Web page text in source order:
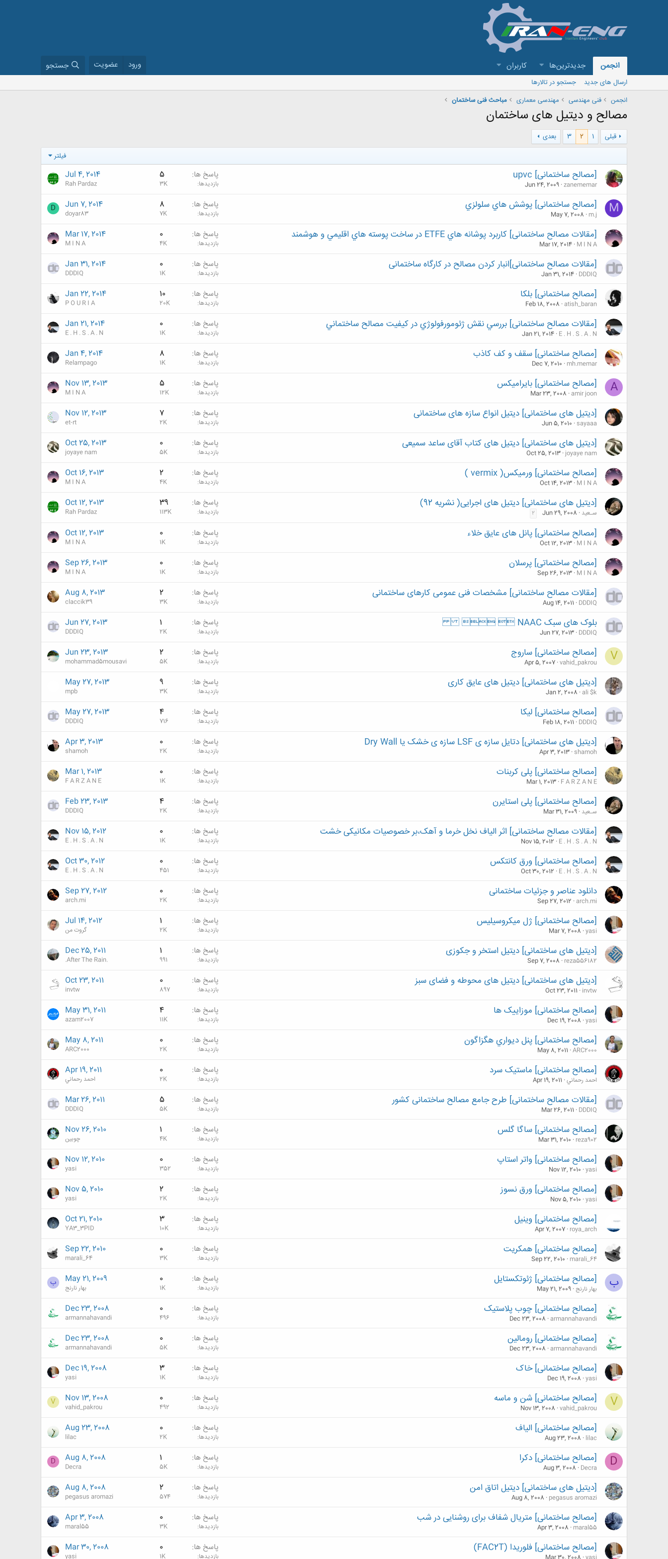
انجمن جدیدترین‌ها کاربران ورود عضویت جستجو
ارسال های جدید
جستجو در تالارها
انجمن
فنی مهندسی مهندسی معماری مباحث فنی ساختمان
مصالح و دیتیل های ساختمان
قبلی 1
2
3
بعدی
فیلتر
[مصالح ساختمانی] upvc
zanememar
Jun 24, 2009
پاسخ ها 5
بازدیدها 3K
Jul 4, 2014
Rah Pardaz
M [مصالح ساختمانی] پوشش هاي سلولزي
m.j
May 7, 2008
پاسخ ها 8
بازدیدها 7K
Jun 7, 2014
doyar83
D
[مقالات مصالح ساختمانی] كاربرد پوشانه هاي ETFE در ساخت پوسته هاي اقليمي و هوشمند
M I N A
Mar 17, 2014
پاسخ ها 0
بازدیدها 4K
Mar 17, 2014
M I N A
[مقالات مصالح ساختمانی]انبار کردن مصالح در کارگاه ساختمانی
DDDIQ
Jan 31, 2014
پاسخ ها 0
بازدیدها 1K
Jan 31, 2014
DDDIQ
[مصالح ساختمانی] بلكا
atish_baran
Feb 18, 2008
پاسخ ها 10
بازدیدها 20K
Jan 22, 2014
P O U R I A
[مقالات مصالح ساختمانی] بررسي نقش ژئومورفولوژي در کيفيت مصالح ساختماني
E . H . S . A . N
Jan 21, 2014
پاسخ ها 0
بازدیدها 1K
Jan 21, 2014
E . H . S . A . N
[مصالح ساختمانی] سقف و کف کاذب
mh.memar
Dec 7, 2010
پاسخ ها 8
بازدیدها 1K
Jan 4, 2014
Relampago
A [مصالح ساختمانی] بایرامیکس
amir joon
Mar 23, 2008
پاسخ ها 5
بازدیدها 12K
Nov 13, 2013
M I N A
[دیتیل های ساختمانی] دیتیل انواع سازه های ساختمانی
sayaaa
Jun 5, 2010
پاسخ ها 7
بازدیدها 2K
Nov 12, 2013
et-rt
[دیتیل های ساختمانی] دیتیل های کتاب آقای ساعد سمیعی
joyaye nam
Oct 25, 2013
پاسخ ها 0
بازدیدها 5K
Oct 25, 2013
joyaye nam
[مصالح ساختمانی] ورمیکس( vermix )
M I N A
Oct 14, 2013
پاسخ ها 2
بازدیدها 4K
Oct 16, 2013
M I N A
[دیتیل های ساختمانی] دیتیل های اجرایی( نشریه 92)
سـعید Jun 29, 2008
2
پاسخ ها 39
بازدیدها 113K
Oct 12, 2013
Rah Pardaz
[مصالح ساختمانی] پانل های عایق خلاء
M I N A
Oct 12, 2013
پاسخ ها 0
بازدیدها 1K
Oct 12, 2013
M I N A
[مصالح ساختماتی] پرسلان
M I N A
Sep 26, 2013
پاسخ ها 0
بازدیدها 1K
Sep 26, 2013
M I N A
[مقالات مصالح ساختمانی] مشخصات فنی عمومی کارهای ساختمانی
DDDIQ
Aug 14, 2011
پاسخ ها 2
بازدیدها 3K
Aug 8, 2013
claccik39
بلوک های سبک NAAC  
DDDIQ
Jun 27, 2013
پاسخ ها 1
بازدیدها 2K
Jun 27, 2013
DDDIQ
V [مصالح ساختمانی] ساروج
vahid_pakrou
Apr 5, 2007
پاسخ ها 2
بازدیدها 5K
Jun 23, 2013
mohammad5mousavi
[دیتیل های ساختمانی] دیتیل های عایق کاری
ali $k
Jan 2, 2008
پاسخ ها 9
بازدیدها 3K
May 27, 2013
mpb
[مصالح ساختمانی] لیکا
DDDIQ
Feb 18, 2011
پاسخ ها 4
بازدیدها 716
May 27, 2013
DDDIQ
[دیتیل های ساختمانی] دتایل سازه ی LSF سازه ی خشک یا Dry Wall
shamoh
Apr 3, 2013
پاسخ ها 0
بازدیدها 2K
Apr 3, 2013
shamoh
[مصالح ساختمانی] پلی کربنات
F A R Z A N E
Mar 1, 2013
پاسخ ها 0
بازدیدها 1K
Mar 1, 2013
F A R Z A N E
[مصالح ساختمانی] پلی استایرن
سـعید Mar 31, 2009
پاسخ ها 4
بازدیدها 2K
Feb 23, 2013
DDDIQ
[مقالات مصالح ساختمانی] اثر الیاف نخل خرما و آهک،بر خصوصیات مکانیکی خشت
E . H . S . A . N
Nov 15, 2012
پاسخ ها 0
بازدیدها 1K
Nov 15, 2012
E . H . S . A . N
[مصالح ساختمانی] ورق کانتکس
E . H . S . A . N
Oct 30, 2012
پاسخ ها 0
بازدیدها 451
Oct 30, 2012
E . H . S . A . N
دانلود عناصر و جزئیات ساختمانی
arch.mi
Sep 27, 2012
پاسخ ها 0
بازدیدها 2K
Sep 27, 2012
arch.mi
[مصالح ساختمانی] ژل میکروسیلیس
yasi
Mar 7, 2008
پاسخ ها 1
بازدیدها 2K
Jul 14, 2012
گروت من
[دیتیل های ساختمانی] دیتیل استخر و جکوزی
reza556182
Sep 7, 2008
پاسخ ها 1
بازدیدها 991
Dec 25, 2011
.After The Rain.
[دیتیل های ساختمانی] دیتیل های محوطه و فضای سبز
invtw
Oct 23, 2011
پاسخ ها 0
بازدیدها 897
Oct 23, 2011
invtw
[مصالح ساختمانی] موزاییک ها
yasi
Dec 19, 2008
پاسخ ها 4
بازدیدها 11K
May 31, 2011
azam2007
[مصالح ساختمانی] پنل ديواري هگزاگون
ARC2000
May 8, 2011
پاسخ ها 0
بازدیدها 2K
May 8, 2011
ARC2000
[مصالح ساختمانی] ماستيک سرد
احمد رحماني Apr 19, 2011
پاسخ ها 0
بازدیدها 2K
Apr 19, 2011
احمد رحماني
[مقالات مصالح ساختمانی] طرح جامع مصالح ساختمانی کشور
DDDIQ
Mar 26, 2011
پاسخ ها 5
بازدیدها 5K
Mar 26, 2011
DDDIQ
[مصالح ساختمانی] ساگا گلس
reza902
Mar 31, 2010
پاسخ ها 1
بازدیدها 4K
Nov 26, 2010
چوبین
[مصالح ساختمانی] واتر استاپ
yasi
Nov 12, 2010
پاسخ ها 0
بازدیدها 352
Nov 12, 2010
yasi
[مصالح ساختمانی] ورق نسوز
yasi
Nov 5, 2010
پاسخ ها 2
بازدیدها 2K
Nov 5, 2010
yasi
[مصالح ساختمانی] وینیل
roya_arch
Apr 7, 2007
پاسخ ها 3
بازدیدها 10K
Oct 21, 2010
YA3_3PID
[مصالح ساختمانی] همکریت
marali_64
Sep 22, 2010
پاسخ ها 0
بازدیدها 3K
Sep 22, 2010
marali_64
ب [مصالح ساختمانی] ژئوتکستایل
بهار نارنج May 21, 2009
پاسخ ها 0
بازدیدها 1K
May 21, 2009
بهار نارنج ب
[مصالح ساختمانی] چوب پلاستیک
armannahavandi
Dec 23, 2008
پاسخ ها 0
بازدیدها 496
Dec 23, 2008
armannahavandi
[مصالح ساختمانی] رومالین
armannahavandi
Dec 23, 2008
پاسخ ها 0
بازدیدها 5K
Dec 23, 2008
armannahavandi
[مصالح ساختمانی] خاک
yasi
Dec 19, 2008
پاسخ ها 3
بازدیدها 1K
Dec 19, 2008
yasi
V [مصالح ساختمانی] شن و ماسه
vahid_pakrou
Nov 13, 2008
پاسخ ها 0
بازدیدها 492
Nov 13, 2008
vahid_pakrou
V
[مصالح ساختمانی] الیاف
lilac
Aug 23, 2008
پاسخ ها 0
بازدیدها 2K
Aug 23, 2008
lilac
D [مصالح ساختمانی] دکرا
Decra
Aug 3, 2008
پاسخ ها 1
بازدیدها 5K
Aug 8, 2008
Decra
D
[دیتیل های ساختمانی] دیتیل اتاق امن
pegasus aromazi
Aug 8, 2008
پاسخ ها 2
بازدیدها 574
Aug 8, 2008
pegasus aromazi
[مصالح ساختمانی] متريال شفاف برای روشنایی در شب
maral55
Apr 3, 2008
پاسخ ها 0
بازدیدها 3K
Apr 3, 2008
maral55
[مصالح ساختمانی] فلوريدا (FAC2T) پاسخ ها 0
بازدیدها 1K
Mar 30, 2008
yasi